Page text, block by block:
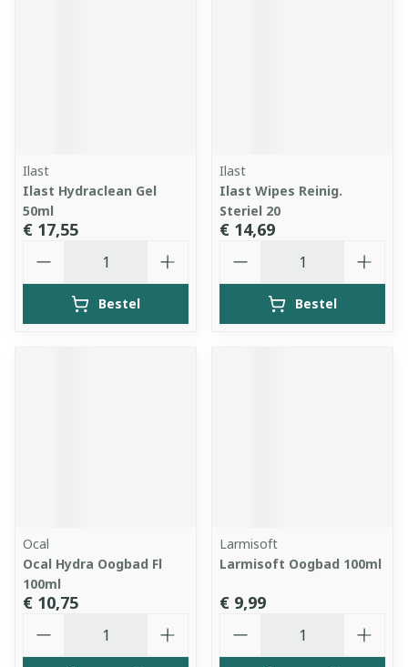
Ilast
Ilast Hydraclean Gel
50ml
€ 17,55
Bestel
Ilast
Ilast Wipes Reinig.
Steriel 20
€ 14,69
Bestel
Ocal
Ocal Hydra Oogbad Fl
100ml
€ 10,75
Larmisoft
Larmisoft Oogbad 100ml
€ 9,99